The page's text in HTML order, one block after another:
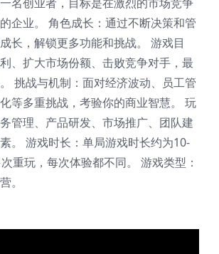
企业。 角色成长：通过不断决策和管
长，解锁更多功能和挑战。 游戏目
、扩大市场份额、击败竞争对手，最
挑战与机制：面对经济波动、员工管
等多重挑战，考验你的商业智慧。 玩
管理、产品研发、市场推广、团队建
。 游戏时长：单局游戏时长约为10-
重玩，每次体验都不同。 游戏类型：
。